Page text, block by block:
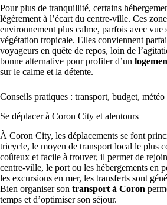
Pour plus de tranquillité, certains
légèrement à l’écart du centre-ville. Ces
environnement plus calme, parfois avec vue
végétation tropicale. Elles conviennent
voyageurs en quête de repos, loin de
bonne alternative pour profiter d’un
sur le calme et la détente.
Conseils pratiques : transport, budget, météo
Se déplacer à Coron City et alentours
À Coron City, les déplacements se font
tricycle, le moyen de transport local le plus
coûteux et facile à trouver, il permet de
centre-ville, le port ou les hébergements en
les excursions en mer, les transferts sont
Bien organiser son transport à Coron
temps et d’optimiser son séjour.